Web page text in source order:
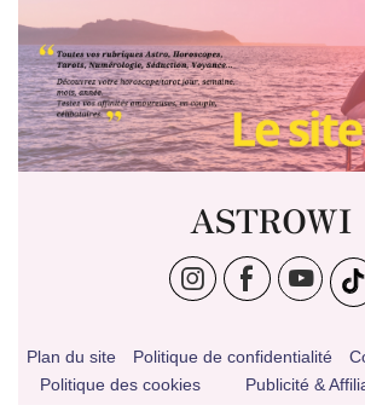
ASTROWI
Plan du site Politique de confidentialité
Politique des cookies
Publicité &